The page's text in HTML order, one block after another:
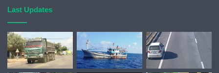
Last Updates